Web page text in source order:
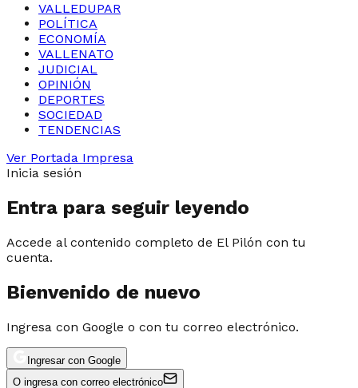
VALLEDUPAR
POLÍTICA
ECONOMÍA
VALLENATO
JUDICIAL
OPINIÓN
DEPORTES
SOCIEDAD
TENDENCIAS
Ver Portada Impresa
Inicia sesión
Entra para seguir leyendo
Accede al contenido completo de El Pilón con tu
cuenta.
Bienvenido de nuevo
Ingresa con Google o con tu correo electrónico.
Ingresar con Google
O ingresa con correo electrónico